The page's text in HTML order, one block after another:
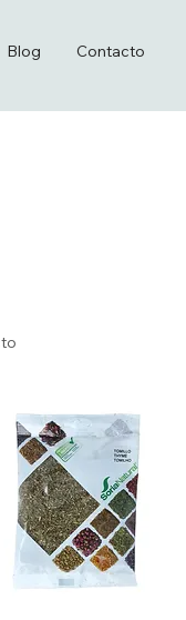
Blog Contacto